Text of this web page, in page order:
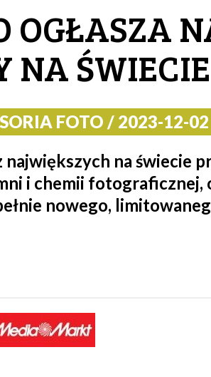
NA ŚWIECIE
FOTO / 2023-12-
na świecie
i chemii fotograficznej,
nowego,